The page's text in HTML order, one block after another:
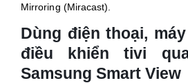
Mirroring (Miracast).
Dùng điện thoại,
điều khiển tivi
Samsung Smart View